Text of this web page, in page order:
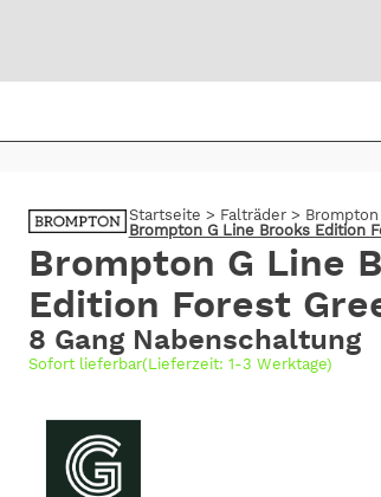
Startseite > Falträder> Brompton
Brompton G Line Brooks Edition
Brompton G Line
Edition Forest
8 Gang Nabenschaltung
Sofort lieferbar(Lieferzeit: 1-3 Werktage)